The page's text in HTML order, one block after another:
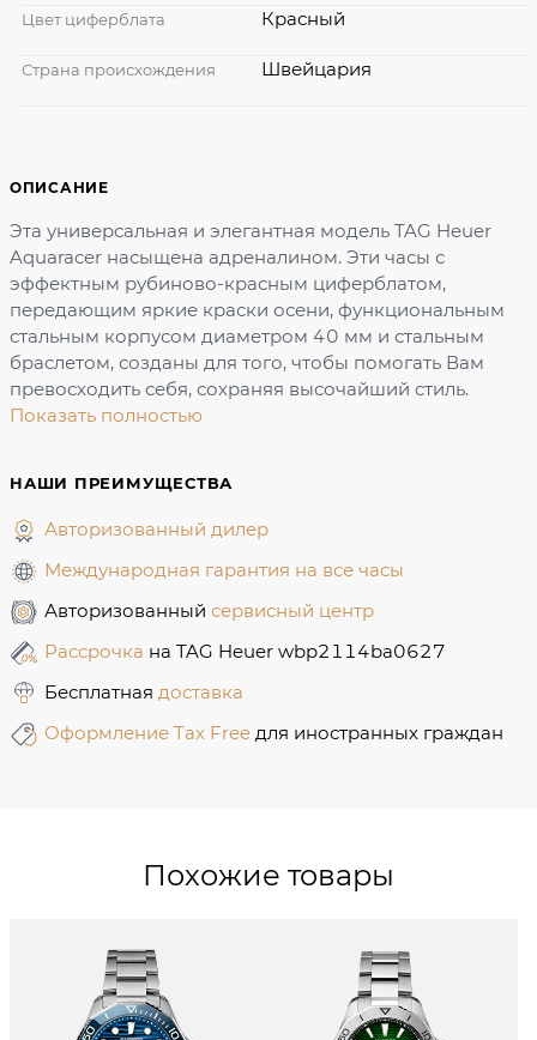
ОПИСАНИЕ
Эта универсальная и элегантная модель TAG Heuer
Aquaracer насыщена адреналином. Эти часы с
эффектным рубиново-красным циферблатом,
передающим яркие краски осени, функциональным
стальным корпусом диаметром 40 мм и стальным
браслетом, созданы для того, чтобы помогать Вам
превосходить себя, сохраняя высочайший стиль.
Показать полностью
НАШИ ПРЕИМУЩЕСТВА
Авторизованный дилер
Международная гарантия на все часы
Авторизованный сервисный центр
Рассрочка на TAG Heuer wbp2114ba0627
Бесплатная доставка
Оформление Tax Free для иностранных граждан
Цвет циферблата Красный
Страна происхождения Швейцария
Похожие товары